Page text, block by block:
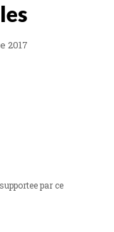
2017
par ce